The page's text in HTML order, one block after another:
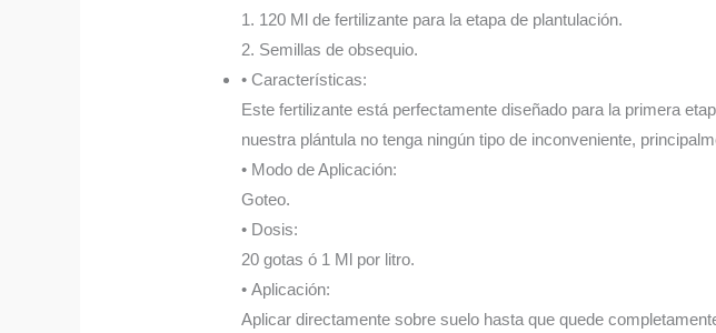
1. 120 Ml de fertilizante para la etapa de plantulación.
2. Semillas de obsequio.
• Características:
Este fertilizante está perfectamente diseñado para la primera
nuestra plántula no tenga ningún tipo de inconveniente,
• Modo de Aplicación:
Goteo.
• Dosis:
20 gotas ó 1 Ml por litro.
• Aplicación:
Aplicar directamente sobre suelo hasta que quede